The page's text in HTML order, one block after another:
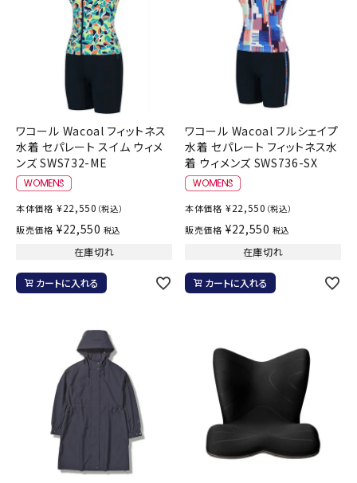
ワコール Wacoal フィットネス
水着 セパレート スイム ウィメ
ンズ SWS732-ME
本体価格 ¥22,550 （税込）
販売価格 ¥22,550 税込
在庫切れ
カートに入れる
ワコール Wacoal フルシェイプ
水着 セパレート フィットネス水
着 ウィメンズ SWS736-SX
本体価格 ¥22,550 （税込）
販売価格 ¥22,550 税込
在庫切れ
カートに入れる